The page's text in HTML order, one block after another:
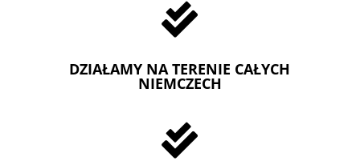

DZIAŁAMY NA TERENIE CAŁYCH
NIEMCZECH
